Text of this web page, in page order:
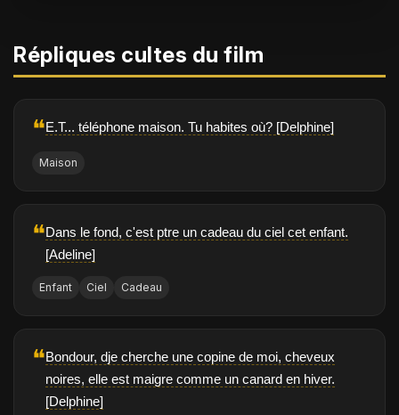
Répliques cultes du film
❝E.T... téléphone maison. Tu habites où? [Delphine]
Maison
❝Dans le fond, c'est ptre un cadeau du ciel cet enfant.
[Adeline]
Enfant Ciel Cadeau
❝Bondour, dje cherche une copine de moi, cheveux
noires, elle est maigre comme un canard en hiver.
[Delphine]